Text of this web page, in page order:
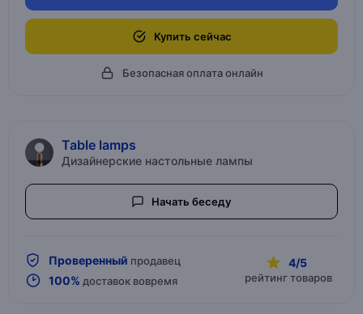
Купить сейчас
Безопасная оплата онлайн
Table lamps
Дизайнерские настольные лампы
Начать беседу
Проверенный продавец
100% доставок вовремя
4/5
рейтинг товаров